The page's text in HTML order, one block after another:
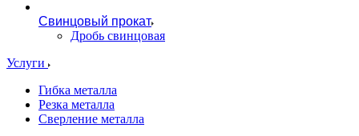
Свинцовый прокат
Дробь свинцовая
Услуги
Гибка металла
Резка металла
Сверление металла